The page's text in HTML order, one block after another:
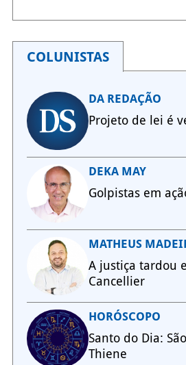
COLUNISTAS
DA REDAÇÃO
Projeto de lei é
DEKA MAY
Golpistas em
MATHEUS
A justiça tardou
Cancellier
HORÓSCOPO
Santo do Dia:
Thiene